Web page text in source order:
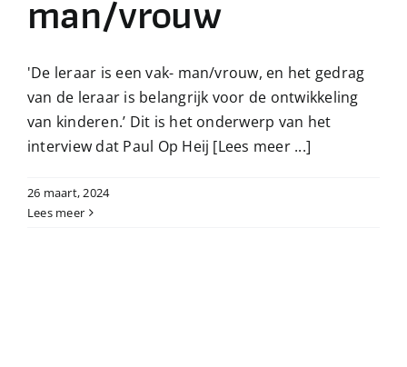
man/vrouw
'De leraar is een vak- man/vrouw, en het gedrag
van de leraar is belangrijk voor de ontwikkeling
van kinderen.’ Dit is het onderwerp van het
interview dat Paul Op Heij [Lees meer ...]
26 maart, 2024
Lees meer